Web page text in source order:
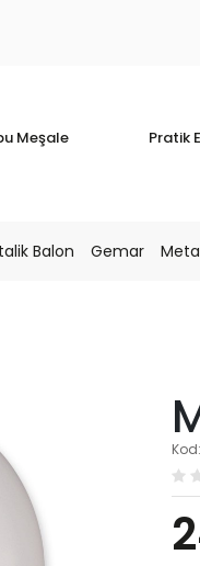
Meşale Pratik
Balon Gemar